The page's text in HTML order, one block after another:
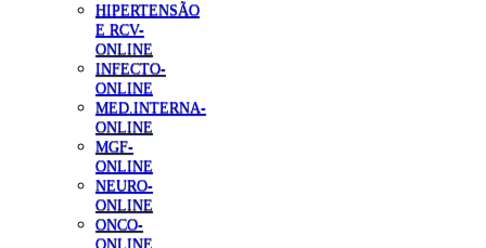
HIPERTENSÃO
E RCV-
ONLINE
INFECTO-
ONLINE
MED.INTERNA-
ONLINE
MGF-
ONLINE
NEURO-
ONLINE
ONCO-
ONLINE